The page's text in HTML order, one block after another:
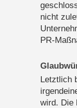
nicht
PR-
Letztlich
wird. Die